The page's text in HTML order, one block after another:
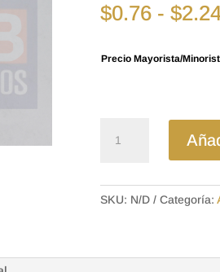
$0.76 - $
Precio Mayorista/
2047-
GRADUACION
4X4
SKU: N/D Categoría: